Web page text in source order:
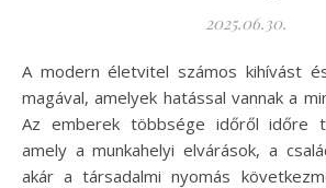
2025.06.30.
A modern életvitel számos kihívást és feszültséget hoz
magával, amelyek hatással vannak a
Az emberek többsége időről időre
amely a munkahelyi elvárások, a
akár a társadalmi nyomás